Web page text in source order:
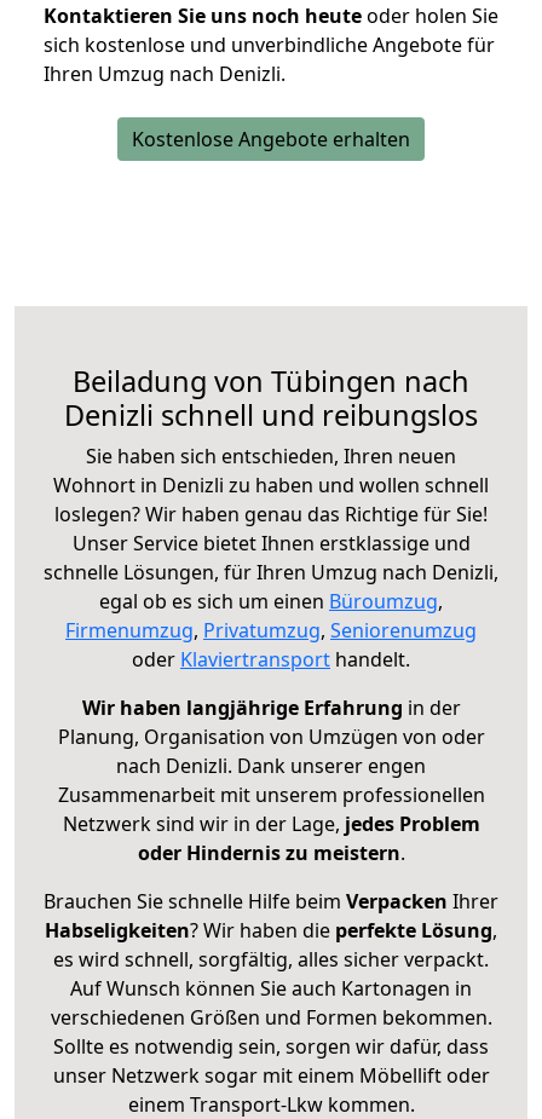
Kontaktieren Sie uns noch heuteoder holen Sie
sich kostenlose und unverbindliche Angebote für
Ihren Umzug nach Denizli.
Kostenlose Angebote erhalten
Beiladung von Tübingen nach
Denizli schnell und reibungslos
Sie haben sich entschieden, Ihren neuen
Wohnort in Denizli zu haben und wollen schnell
loslegen? Wir haben genau das Richtige für Sie!
Unser Service bietet Ihnen erstklassige und
schnelle Lösungen, für Ihren Umzug nach Denizli,
egal ob es sich um einen Büroumzug,
Firmenumzug, Privatumzug, Seniorenumzug
oder Klaviertransport handelt.
Wir haben langjährige Erfahrung in der
Planung, Organisation von Umzügen von oder
nach Denizli. Dank unserer engen
Zusammenarbeit mit unserem professionellen
Netzwerk sind wir in der Lage, jedes Problem
oder Hindernis zu meistern.
Brauchen Sie schnelle Hilfe beim Verpacken Ihrer
Habseligkeiten? Wir haben die perfekte Lösung,
es wird schnell, sorgfältig, alles sicher verpackt.
Auf Wunsch können Sie auch Kartonagen in
verschiedenen Größen und Formen bekommen.
Sollte es notwendig sein, sorgen wir dafür, dass
unser Netzwerk sogar mit einem Möbellift oder
einem Transport-Lkw kommen.